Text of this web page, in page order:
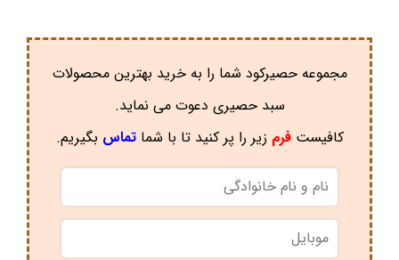
مجموعه حصیرکود شما را به خرید بهترین محصولات
سبد حصیری دعوت می نماید.
کافیستفرم زیر را پر کنید تا با شماتماس بگیریم.
نام
و
نام
خانوادگی
موبایل